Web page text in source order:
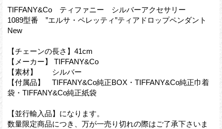
TIFFANY&Co ティファニー シルバーアクセサリー
1089型番 ”エルサ・ペレッティ”ティアドロップペンダント
New
【チェーンの長さ】41cm
【メーカー】 TIFFANY&Co
【素材】 シルバー
【付属品】 TIFFANY&Co純正BOX・TIFFANY&Co純正巾着
袋・TIFFANY&Co純正紙袋
【並行輸入品】になります。
数量限定商品につき、万が一売り切れの際はご了承下さいま